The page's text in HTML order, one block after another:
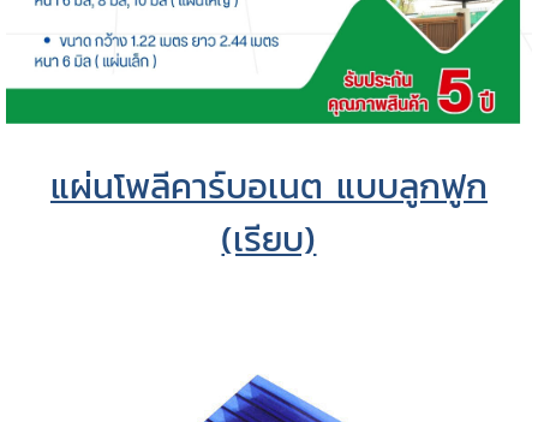
แผ่นโพลีคาร์บอเนต แบบลูกฟูก
(เรียบ)